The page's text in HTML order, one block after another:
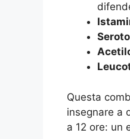
Questa
insegnare a
a 12 ore: un